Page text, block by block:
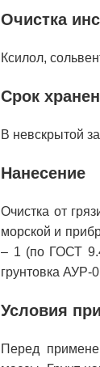
Очистка
Ксилол,
Срок
В невскрытой
Нанесение
Очистка от
морской и
– 1 (по ГОСТ
грунтовка АУР-
Условия
Перед